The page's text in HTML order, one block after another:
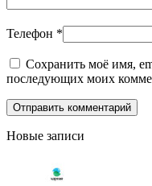
Телефон *
Сохранить моё имя,
последующих моих
Новые записи